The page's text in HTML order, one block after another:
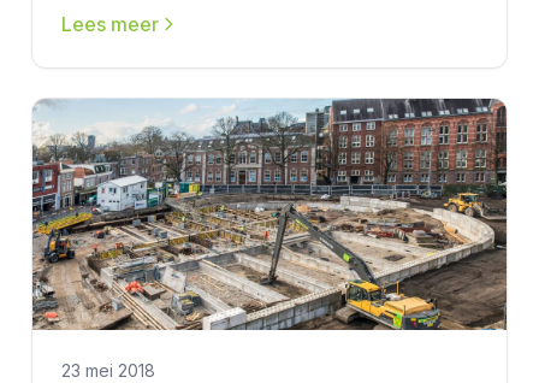
Lees meer
23 mei 2018